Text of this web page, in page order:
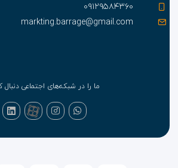
۰۹۱۲۹۵۸۴۳۶۰
markting.barrage@gmail.com
ما را در شبکه‌های اجتماعی دنبال